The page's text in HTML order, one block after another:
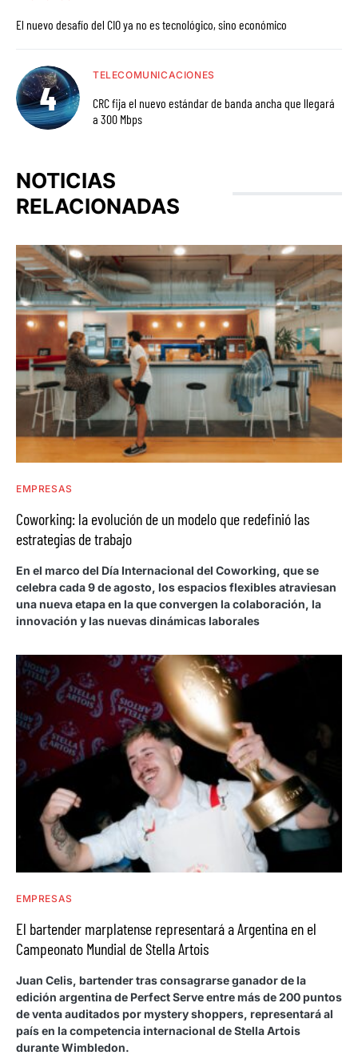
El nuevo desafío del CIO ya no es tecnológico, sino económico
TELECOMUNICACIONES
CRC fija el nuevo estándar de banda ancha que llegará
a 300 Mbps
NOTICIAS
RELACIONADAS
EMPRESAS
Coworking: la evolución de un modelo que redefinió las
estrategias de trabajo
En el marco del Día Internacional del Coworking, que se
celebra cada 9 de agosto, los espacios flexibles atraviesan
una nueva etapa en la que convergen la colaboración, la
innovación y las nuevas dinámicas laborales
EMPRESAS
El bartender marplatense representará a Argentina en el
Campeonato Mundial de Stella Artois
Juan Celis, bartender tras consagrarse ganador de la
edición argentina de Perfect Serve entre más de 200 puntos
de venta auditados por mystery shoppers, representará al
país en la competencia internacional de Stella Artois
durante Wimbledon.